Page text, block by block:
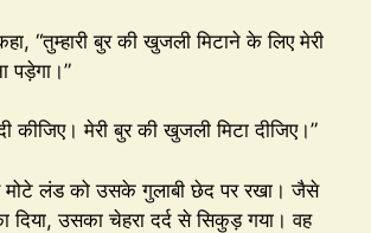
“तुम्हारी बुर की खुजली मिटाने के लिए मेरी
पड़ेगा।”
कीजिए। मेरी बुर की खुजली मिटा दीजिए।”
लंड को उसके गुलाबी छेद पर रखा। जैसे
दिया, उसका चेहरा दर्द से सिकुड़ गया। वह